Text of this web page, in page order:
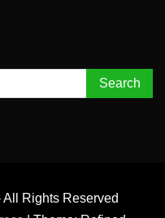
Rights Reserved